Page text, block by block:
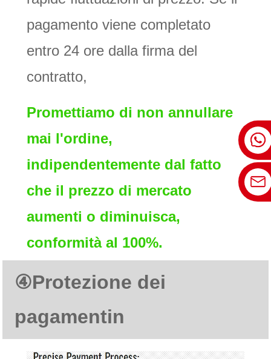
pagamento viene completato
entro 24 ore dalla firma del
contratto,
Promettiamo di non annullare
mai l'ordine,
indipendentemente dal fatto
che il prezzo di mercato
aumenti o diminuisca,
conformità al 100%.
④Protezione dei
pagamentin